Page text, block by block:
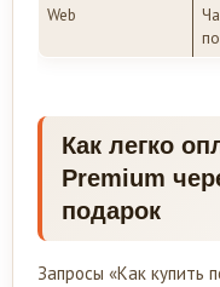
Web
Как легко
Premium
подарок
Запросы «Как купить